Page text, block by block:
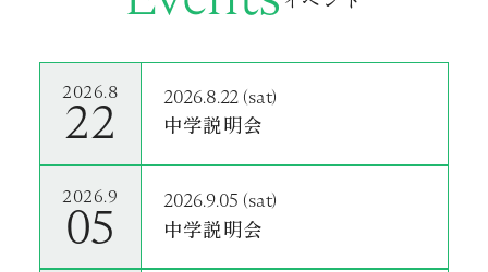
2026.8
22 2026.8.22 (sat)
中学説明会
2026.9
05 2026.9.05 (sat)
中学説明会